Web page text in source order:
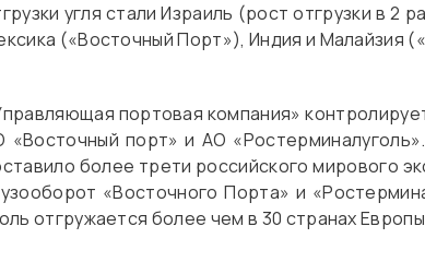
угля стали Израиль (рост отгрузки в 2
(«Восточный Порт»), Индия и Малайзия
портовая компания»
«Восточный порт» и АО
более трети российского мирового
«Восточного Порта» и
отгружается более чем в 30 странах